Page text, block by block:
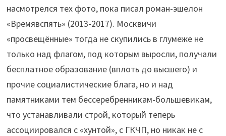
насмотрелся тех фото, пока писал роман-эшелон
«Времявспять» (2013-2017). Москвичи
«просвещённые» тогда не скупились в глумеже не
только над флагом, под которым выросли, получали
бесплатное образование (вплоть до высшего) и
прочие социалистические блага, но и над
памятниками тем бессеребренникам-большевикам,
что устанавливали строй, который теперь
ассоциировался с «хунтой», с ГКЧП, но никак не с